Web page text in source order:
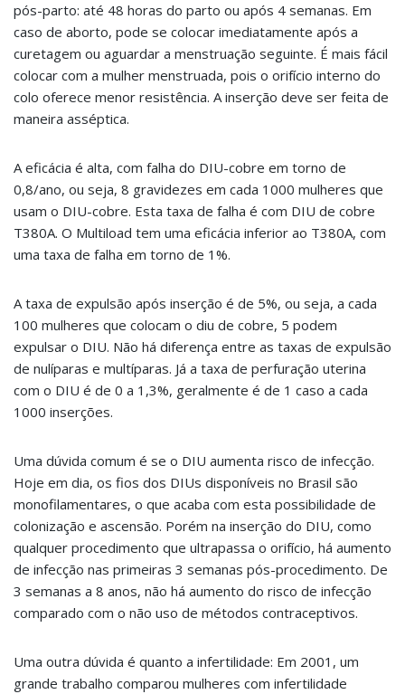
pós-parto: até 48 horas do parto ou após 4 semanas. Em
caso de aborto, pode se colocar imediatamente após a
curetagem ou aguardar a menstruação seguinte. É mais fácil
colocar com a mulher menstruada, pois o orifício interno do
colo oferece menor resistência. A inserção deve ser feita de
maneira asséptica.
A eficácia é alta, com falha do DIU-cobre em torno de
0,8/ano, ou seja, 8 gravidezes em cada 1000 mulheres que
usam o DIU-cobre. Esta taxa de falha é com DIU de cobre
T380A. O Multiload tem uma eficácia inferior ao T380A, com
uma taxa de falha em torno de 1%.
A taxa de expulsão após inserção é de 5%, ou seja, a cada
100 mulheres que colocam o diu de cobre, 5 podem
expulsar o DIU. Não há diferença entre as taxas de expulsão
de nulíparas e multíparas. Já a taxa de perfuração uterina
com o DIU é de 0 a 1,3%, geralmente é de 1 caso a cada
1000 inserções.
Uma dúvida comum é se o DIU aumenta risco de infecção.
Hoje em dia, os fios dos DIUs disponíveis no Brasil são
monofilamentares, o que acaba com esta possibilidade de
colonização e ascensão. Porém na inserção do DIU, como
qualquer procedimento que ultrapassa o orifício, há aumento
de infecção nas primeiras 3 semanas pós-procedimento. De
3 semanas a 8 anos, não há aumento do risco de infecção
comparado com o não uso de métodos contraceptivos.
Uma outra dúvida é quanto a infertilidade: Em 2001, um
grande trabalho comparou mulheres com infertilidade